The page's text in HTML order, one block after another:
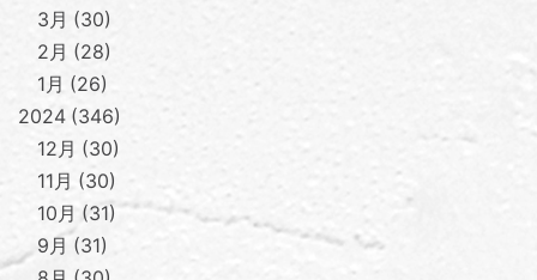
3月
30
2月
28
1月
26
2024 346
12月
30
11月
30
10月
31
9月
31